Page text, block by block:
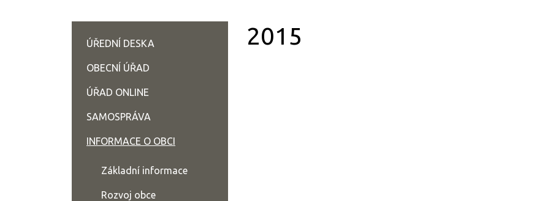
2015
ÚŘEDNÍ DESKA
OBECNÍ ÚŘAD
ÚŘAD ONLINE
SAMOSPRÁVA
INFORMACE O OBCI
Základní informace
Rozvoj obce